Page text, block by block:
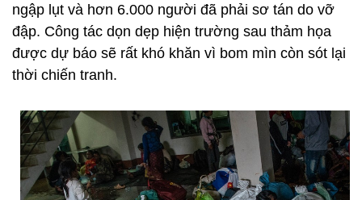
ngập lụt và hơn 6.000 người đã phải sơ tán do vỡ
đập. Công tác dọn dẹp hiện trường sau thảm họa
được dự báo sẽ rất khó khăn vì bom mìn còn sót lại
thời chiến tranh.